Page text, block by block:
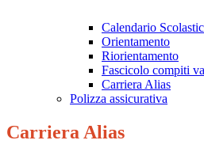
Calendario
Orientamento
Riorientamento
Fascicolo compiti
Carriera Alias
Polizza assicurativa
Carriera Alias